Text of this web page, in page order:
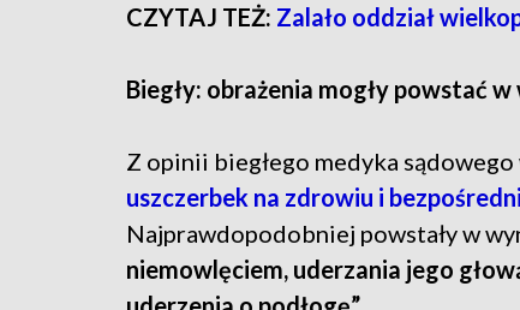
CZYTAJ TEŻ: Zalało oddział
Biegły: obrażenia mogły powstać
Z opinii biegłego medyka sądowego
uszczerbek na zdrowiu i
Najprawdopodobniej powstały w
niemowlęciem, uderzania jego